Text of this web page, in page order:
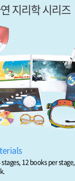
지리학 시리즈
12 books per stage,